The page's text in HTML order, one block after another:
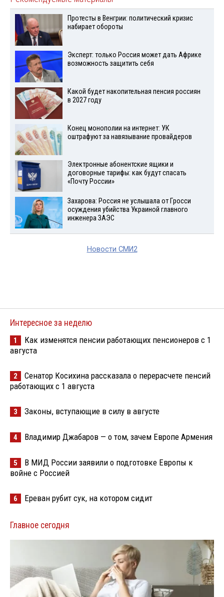
Протесты в Венгрии: политический кризис
набирает обороты
Эксперт: только Россия может дать Африке
возможность защитить себя
Какой будет накопительная пенсия россиян
в 2027 году
Конец монополии на интернет: УК
оштрафуют за навязывание провайдеров
Электронные абонентские ящики и
договорные тарифы: как будут спасать
«Почту России»
Захарова: Россия не услышала от Гросси
осуждения убийства Украиной главного
инженера ЗАЭС
Новости СМИ2
Интересное за неделю
1
Как изменятся пенсии работающих пенсионеров с 1
августа
2
Сенатор Косихина рассказала о перерасчете пенсий
работающих с 1 августа
3 Законы, вступающие в силу в августе
4 Владимир Джабаров — о том, зачем Европе Армения
5
В МИД России заявили о подготовке Европы к
войне с Россией
6 Ереван рубит сук, на котором сидит
Главное сегодня